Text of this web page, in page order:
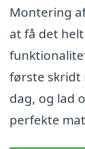
Montering
at få det
første skridt
dag, og lad
perfekte